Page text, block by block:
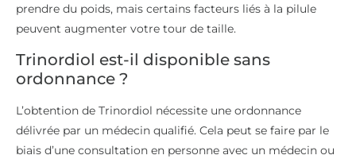
prendre du poids, mais certains facteurs liés à la pilule
peuvent augmenter votre tour de taille.
Trinordiol est-il disponible sans
ordonnance ?
L’obtention de Trinordiol nécessite une ordonnance
délivrée par un médecin qualifié. Cela peut se faire par le
biais d’une consultation en personne avec un médecin ou